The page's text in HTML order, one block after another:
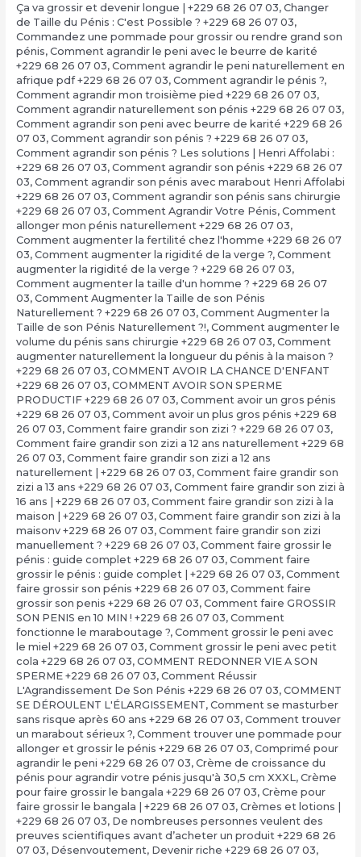
Ça va grossir et devenir longue | +229 68 26 07 03, Changer
de Taille du Pénis : C'est Possible ? +229 68 26 07 03,
Commandez une pommade pour grossir ou rendre grand son
pénis, Comment agrandir le peni avec le beurre de karité
+229 68 26 07 03, Comment agrandir le peni naturellement en
afrique pdf +229 68 26 07 03, Comment agrandir le pénis ?,
Comment agrandir mon troisième pied +229 68 26 07 03,
Comment agrandir naturellement son pénis +229 68 26 07 03,
Comment agrandir son peni avec beurre de karité +229 68 26
07 03, Comment agrandir son pénis ? +229 68 26 07 03,
Comment agrandir son pénis ? Les solutions | Henri Affolabi :
+229 68 26 07 03, Comment agrandir son pénis +229 68 26 07
03, Comment agrandir son pénis avec marabout Henri Affolabi
+229 68 26 07 03, Comment agrandir son pénis sans chirurgie
+229 68 26 07 03, Comment Agrandir Votre Pénis, Comment
allonger mon pénis naturellement +229 68 26 07 03,
Comment augmenter la fertilité chez l'homme +229 68 26 07
03, Comment augmenter la rigidité de la verge ?, Comment
augmenter la rigidité de la verge ? +229 68 26 07 03,
Comment augmenter la taille d'un homme ? +229 68 26 07
03, Comment Augmenter la Taille de son Pénis
Naturellement ? +229 68 26 07 03, Comment Augmenter la
Taille de son Pénis Naturellement ?!, Comment augmenter le
volume du pénis sans chirurgie +229 68 26 07 03, Comment
augmenter naturellement la longueur du pénis à la maison ?
+229 68 26 07 03, COMMENT AVOIR LA CHANCE D'ENFANT
+229 68 26 07 03, COMMENT AVOIR SON SPERME
PRODUCTIF +229 68 26 07 03, Comment avoir un gros pénis
+229 68 26 07 03, Comment avoir un plus gros pénis +229 68
26 07 03, Comment faire grandir son zizi ? +229 68 26 07 03,
Comment faire grandir son zizi a 12 ans naturellement +229 68
26 07 03, Comment faire grandir son zizi a 12 ans
naturellement | +229 68 26 07 03, Comment faire grandir son
zizi a 13 ans +229 68 26 07 03, Comment faire grandir son zizi à
16 ans | +229 68 26 07 03, Comment faire grandir son zizi à la
maison | +229 68 26 07 03, Comment faire grandir son zizi à la
maisonv +229 68 26 07 03, Comment faire grandir son zizi
manuellement ? +229 68 26 07 03, Comment faire grossir le
pénis : guide complet +229 68 26 07 03, Comment faire
grossir le pénis : guide complet | +229 68 26 07 03, Comment
faire grossir son pénis +229 68 26 07 03, Comment faire
grossir son penis +229 68 26 07 03, Comment faire GROSSIR
SON PENIS en 10 MIN ! +229 68 26 07 03, Comment
fonctionne le maraboutage ?, Comment grossir le peni avec
le miel +229 68 26 07 03, Comment grossir le peni avec petit
cola +229 68 26 07 03, COMMENT REDONNER VIE A SON
SPERME +229 68 26 07 03, Comment Réussir
L'Agrandissement De Son Pénis +229 68 26 07 03, COMMENT
SE DÉROULENT L'ÉLARGISSEMENT, Comment se masturber
sans risque après 60 ans +229 68 26 07 03, Comment trouver
un marabout sérieux ?, Comment trouver une pommade pour
allonger et grossir le pénis +229 68 26 07 03, Comprimé pour
agrandir le peni +229 68 26 07 03, Crème de croissance du
pénis pour agrandir votre pénis jusqu'à 30,5 cm XXXL, Crème
pour faire grossir le bangala +229 68 26 07 03, Crème pour
faire grossir le bangala | +229 68 26 07 03, Crèmes et lotions |
+229 68 26 07 03, De nombreuses personnes veulent des
preuves scientifiques avant d’acheter un produit +229 68 26
07 03, Désenvoutement, Devenir riche +229 68 26 07 03,